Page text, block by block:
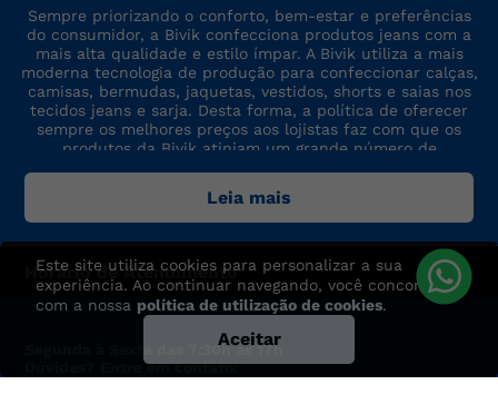
Este site utiliza cookies para personalizar a sua
experiência. Ao continuar navegando, você concorda
com a nossa política de utilização de cookies.
Aceitar
Sempre priorizando o conforto, bem-estar e preferências
do consumidor, a Bivik confecciona produtos jeans com a
mais alta qualidade e estilo ímpar. A Bivik utiliza a mais
moderna tecnologia de produção para confeccionar calças,
camisas, bermudas, jaquetas, vestidos, shorts e saias nos
tecidos jeans e sarja. Desta forma, a política de oferecer
sempre os melhores preços aos lojistas faz com que os
produtos da Bivik atinjam um grande número de
qualidade e modelo altamente competitivos.
Leia mais
Horário de Atendimento
Segunda à Sexta das 7:30h às 17h
Dúvidas? Entre em contato: